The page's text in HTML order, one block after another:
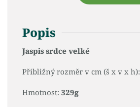
Popis
Jaspis srdce velké
Přibližný rozměr v cm (š x v x h):
Hmotnost: 329g